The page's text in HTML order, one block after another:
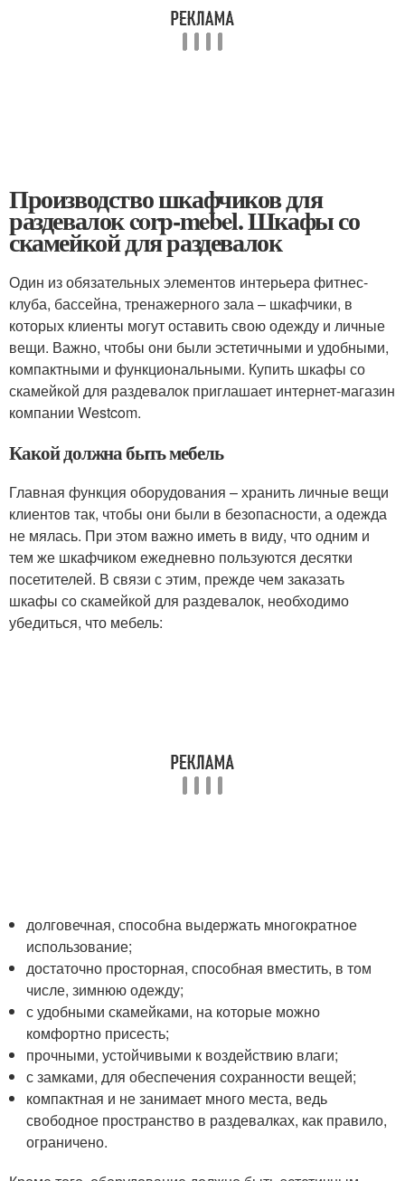
Производство шкафчиков для
раздевалок corp-mebel. Шкафы со
скамейкой для раздевалок
Один из обязательных элементов интерьера фитнес-
клуба, бассейна, тренажерного зала – шкафчики, в
которых клиенты могут оставить свою одежду и личные
вещи. Важно, чтобы они были эстетичными и удобными,
компактными и функциональными. Купить шкафы со
скамейкой для раздевалок приглашает интернет-магазин
компании Westcom.
Какой должна быть мебель
Главная функция оборудования – хранить личные вещи
клиентов так, чтобы они были в безопасности, а одежда
не мялась. При этом важно иметь в виду, что одним и
тем же шкафчиком ежедневно пользуются десятки
посетителей. В связи с этим, прежде чем заказать
шкафы со скамейкой для раздевалок, необходимо
убедиться, что мебель:
долговечная, способна выдержать многократное
использование;
достаточно просторная, способная вместить, в том
числе, зимнюю одежду;
с удобными скамейками, на которые можно
комфортно присесть;
прочными, устойчивыми к воздействию влаги;
с замками, для обеспечения сохранности вещей;
компактная и не занимает много места, ведь
свободное пространство в раздевалках, как правило,
ограничено.